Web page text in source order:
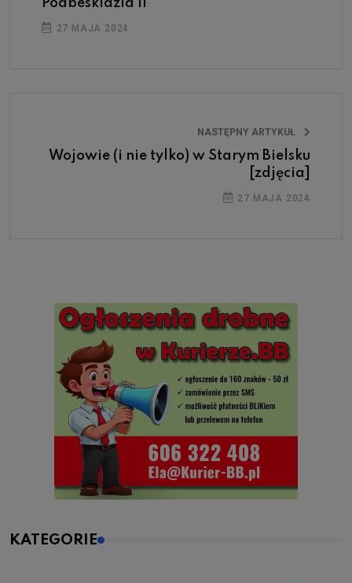
Podbeskidzia II
27 MAJA 2024
NASTĘPNY ARTYKUŁ
Wojowie (i nie tylko) w Starym Bielsku
[zdjęcia]
27 MAJA 2024
KATEGORIE